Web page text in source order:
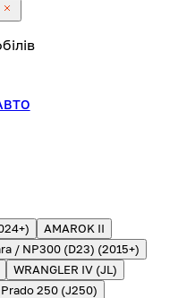
AMAROK II
/ NP300 (D23) (2015+)
WRANGLER IV (JL)
250 (J250)